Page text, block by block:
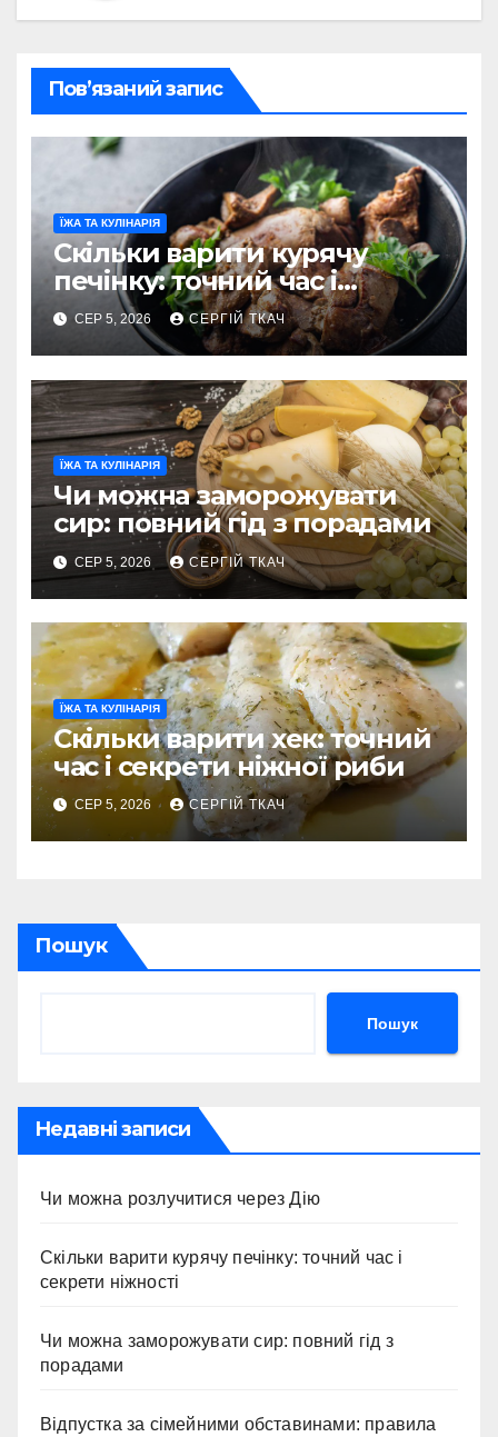
Пов’язаний запис
ЇЖА ТА КУЛІНАРІЯ
Скільки варити курячу
печінку: точний час і
секрети ніжності
СЕР 5, 2026 СЕРГІЙ ТКАЧ
ЇЖА ТА КУЛІНАРІЯ
Чи можна заморожувати
сир: повний гід з порадами
СЕР 5, 2026 СЕРГІЙ ТКАЧ
ЇЖА ТА КУЛІНАРІЯ
Скільки варити хек: точний
час і секрети ніжної риби
СЕР 5, 2026 СЕРГІЙ ТКАЧ
Пошук
Пошук
Недавні записи
Чи можна розлучитися через Дію
Скільки варити курячу печінку: точний час і
секрети ніжності
Чи можна заморожувати сир: повний гід з
порадами
Відпустка за сімейними обставинами: правила